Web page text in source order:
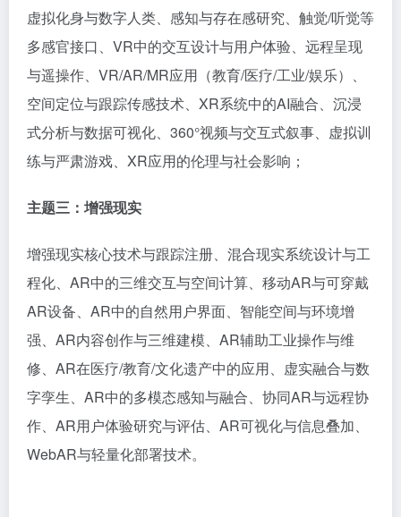
虚拟化身与数字人类、感知与存在感研究、触觉/听觉等
多感官接口、VR中的交互设计与用户体验、远程呈现
与遥操作、VR/AR/MR应用（教育/医疗/工业/娱乐）、
空间定位与跟踪传感技术、XR系统中的AI融合、沉浸
式分析与数据可视化、360°视频与交互式叙事、虚拟训
练与严肃游戏、XR应用的伦理与社会影响；
主题三 ： 增强现实
增强现实核心技术与跟踪注册、混合现实系统设计与工
程化、 AR中的三维交互与空间计算、移动AR与可穿戴
AR设备、AR中的自然用户界面、智能空间与环境增
强、AR内容创作与三维建模、AR辅助工业操作与维
修、AR在医疗/教育/文化遗产中的应用、虚实融合与数
字孪生、AR中的多模态感知与融合、协同AR与远程协
作、AR用户体验研究与评估、AR可视化与信息叠加、
WebAR与轻量化部署技术。